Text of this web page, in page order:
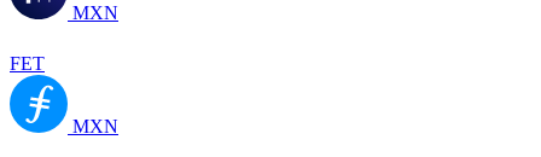
MXN
FET
MXN